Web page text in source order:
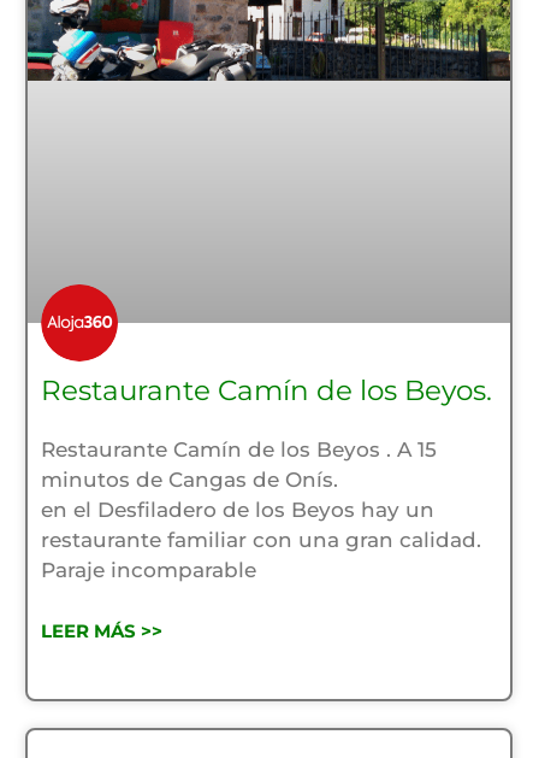
Restaurante Camín de los Beyos.
Restaurante Camín de los Beyos . A 15
minutos de Cangas de Onís.
en el Desfiladero de los Beyos hay un
restaurante familiar con una gran calidad.
Paraje incomparable
LEER MÁS >>